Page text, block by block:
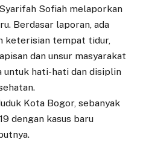
Sofiah melaporkan
Berdasar laporan, ada
keterisian tempat tidur,
dan unsur masyarakat
hati-hati dan disiplin
Kota Bogor, sebanyak
dengan kasus baru